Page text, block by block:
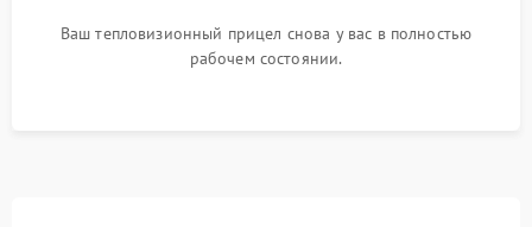
Ваш тепловизионный прицел снова у вас в полностью
рабочем состоянии.